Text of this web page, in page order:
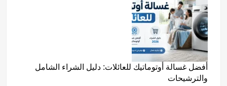
أفضل غسالة أوتوماتيك للعائلات: دليل الشراء الشامل
والترشيحات